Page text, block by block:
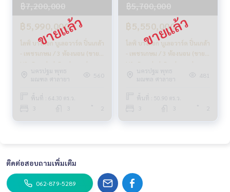
LINE: @homethailand
หรือคลิก
https://lin.ee/2g9eaj7
✔️ ที่ปรึกษามืออาชีพ ประสบการณ์มากกว่า 6 ปี
✔️ ข้อมูลเชิงลึกโดยผู้เชี่ยวชาญในพื้นที่
✔️ รับฝากขาย รับซื้อ ขายฝาก จำนอง
www.homerealestateservices.co.th
“HOME - Real Estate Services”
Facebook | IG | TikTok | YouTube
#ทำเลติดถนนพุทธมณฑลสาย4
#ใกล้ถนนบรมราชชนนีขาเข้าเมือง
฿7,200,000
฿5,990,000
ไลฟ์ บางกอก บูเลอวาร์ด ปิ่นเกล้า
- เพชรเกษม / 3 ห้องนอน (ขาย),
Life Bangkok Boulevard
Pinklao - Petchkasem / 3
Bedrooms (SALE)
CREAM1014
นครปฐม พุทธ
มณฑล ศาลายา
560
พื้นที่ : 64.30 ตร.ว.
2
฿5,700,000
฿5,550,000
ไลฟ์ บางกอก บูเลอวาร์ด ปิ่นเกล้า
- เพชรเกษม / 3 ห้องนอน (ขาย),
Life Bangkok Boulevard
Pinklao-Petchkasem / 3
Bedrooms (SALE)
CREAM1015
นครปฐม พุทธ
มณฑล ศาลายา
481
พื้นที่ : 50.90 ตร.ว.
2
ติดต่อสอบถามเพิ่มเติม
062-879-5289